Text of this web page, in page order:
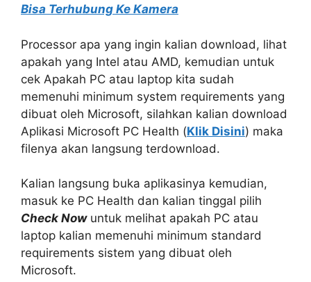
Bisa Terhubung Ke Kamera
Processor apa yang ingin kalian download, lihat
apakah yang Intel atau AMD, kemudian untuk
cek Apakah PC atau laptop kita sudah
memenuhi minimum system requirements yang
dibuat oleh Microsoft, silahkan kalian download
Aplikasi Microsoft PC Health (Klik Disini) maka
filenya akan langsung terdownload.
Kalian langsung buka aplikasinya kemudian,
masuk ke PC Health dan kalian tinggal pilih
Check Nowuntuk melihat apakah PC atau
laptop kalian memenuhi minimum standard
requirements sistem yang dibuat oleh
Microsoft.